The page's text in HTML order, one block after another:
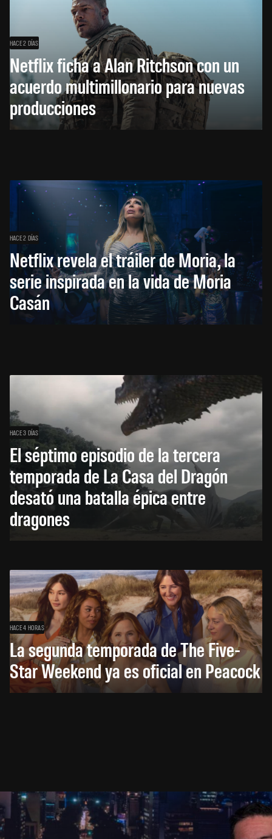
HACE 2 DÍAS
Netflix ficha a Alan Ritchson con un
acuerdo multimillonario para nuevas
producciones
HACE 2 DÍAS
Netflix revela el tráiler de Moria, la
serie inspirada en la vida de Moria
Casán
HACE 3 DÍAS
El séptimo episodio de la tercera
temporada de La Casa del Dragón
desató una batalla épica entre
dragones
HACE 4 HORAS
La segunda temporada de The Five-
Star Weekend ya es oficial en Peacock